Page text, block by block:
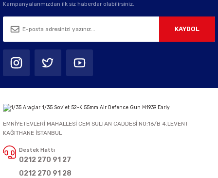
Kampanyalarımızdan ilk siz haberdar olabilirsiniz.
KAYDOL
EMNİYETEVLERİ MAHALLESİ CEM SULTAN CADDESİ NO:16/B 4.LEVENT
KAĞITHANE İSTANBUL
Destek Hattı
0212 270 91 27
0212 270 91 28